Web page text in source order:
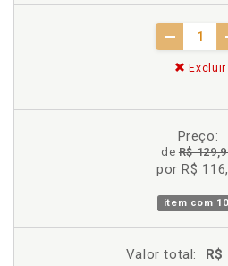
Excluir
Preço:
deR$
por R$
item com
Valor total: R$